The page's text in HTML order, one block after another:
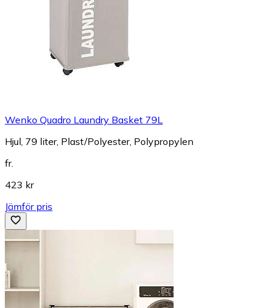
Wenko Quadro Laundry Basket 79L
Hjul, 79 liter, Plast/Polyester, Polypropylen
fr.
423 kr
Jämför pris